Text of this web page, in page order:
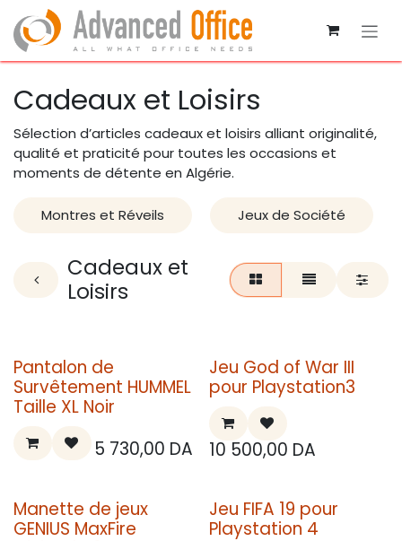
Se rendre au contenu
Cadeaux et Loisirs
Sélection d’articles cadeaux et loisirs alliant originalité,
qualité et praticité pour toutes les occasions et
moments de détente en Algérie.
Montres et Réveils Jeux de Société
Cadeaux et
Loisirs
Pantalon de
Survêtement HUMMEL
Taille XL Noir
5 730,00 DA
Jeu God of War III
pour Playstation3
10 500,00 DA
Manette de jeux
GENIUS MaxFire
Jeu FIFA 19 pour
Playstation 4